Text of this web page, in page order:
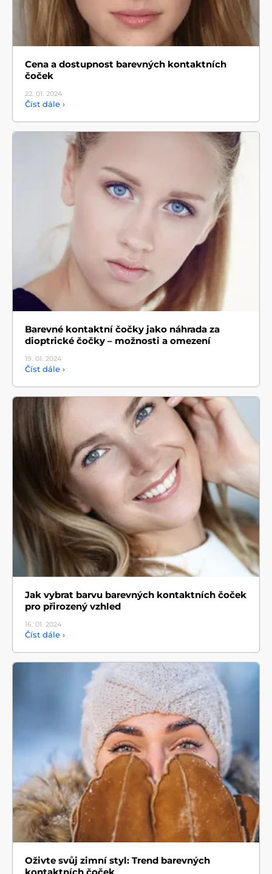
Cena a dostupnost barevných kontaktních
čoček
22. 01. 2024
Číst dále ›
Barevné kontaktní čočky jako náhrada za
dioptrické čočky – možnosti a omezení
19. 01. 2024
Číst dále ›
Jak vybrat barvu barevných kontaktních čoček
pro přirozený vzhled
16. 01. 2024
Číst dále ›
Oživte svůj zimní styl: Trend barevných